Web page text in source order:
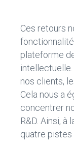
Ces retours
plateforme
nos clients,
Cela nous a
concentrer
R&D. Ainsi,
quatre pistes